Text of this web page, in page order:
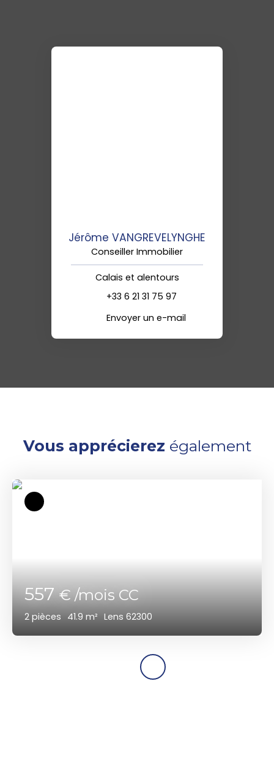
Jérôme VANGREVELYNGHE
Conseiller Immobilier
Calais et alentours
+33 6 21 31 75 97
Envoyer un e-mail
Vous apprécierez également
557€ /mois CC
2 pièces 41.9 m² Lens 62300